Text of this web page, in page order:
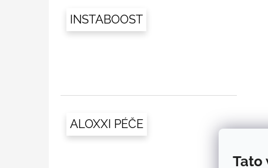
Tato
INSTABOOST
ALOXXI PÉČE